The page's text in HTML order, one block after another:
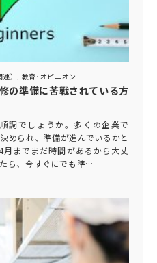
連）, 教育･オピニオン
の準備に苦戦されている方
調でしょうか。多くの企業で
められ、準備が進んでいるかと
までまだ時間があるから大丈
ら、今すぐにでも準…